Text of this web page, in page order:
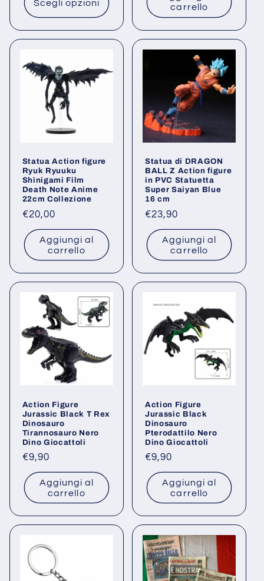
Scegli opzioni
carrello
Statua Action figure
Ryuk Ryuuku
Shinigami Film
Death Note Anime
22cm Collezione
Prezzo
listino
€20,00
Aggiungi al
carrello
Statua di DRAGON
BALL Z Action figure
in PVC Statuetta
Super Saiyan Blue
16 cm
Prezzo
listino
€23,90
Aggiungi al
carrello
Action Figure
Jurassic Black T Rex
Dinosauro
Tirannosauro Nero
Dino Giocattoli
Prezzo
listino
€9,90
Aggiungi al
carrello
Action Figure
Jurassic Black
Dinosauro
Pterodattilo Nero
Dino Giocattoli
Prezzo
di
listino
€9,90
Aggiungi al
carrello